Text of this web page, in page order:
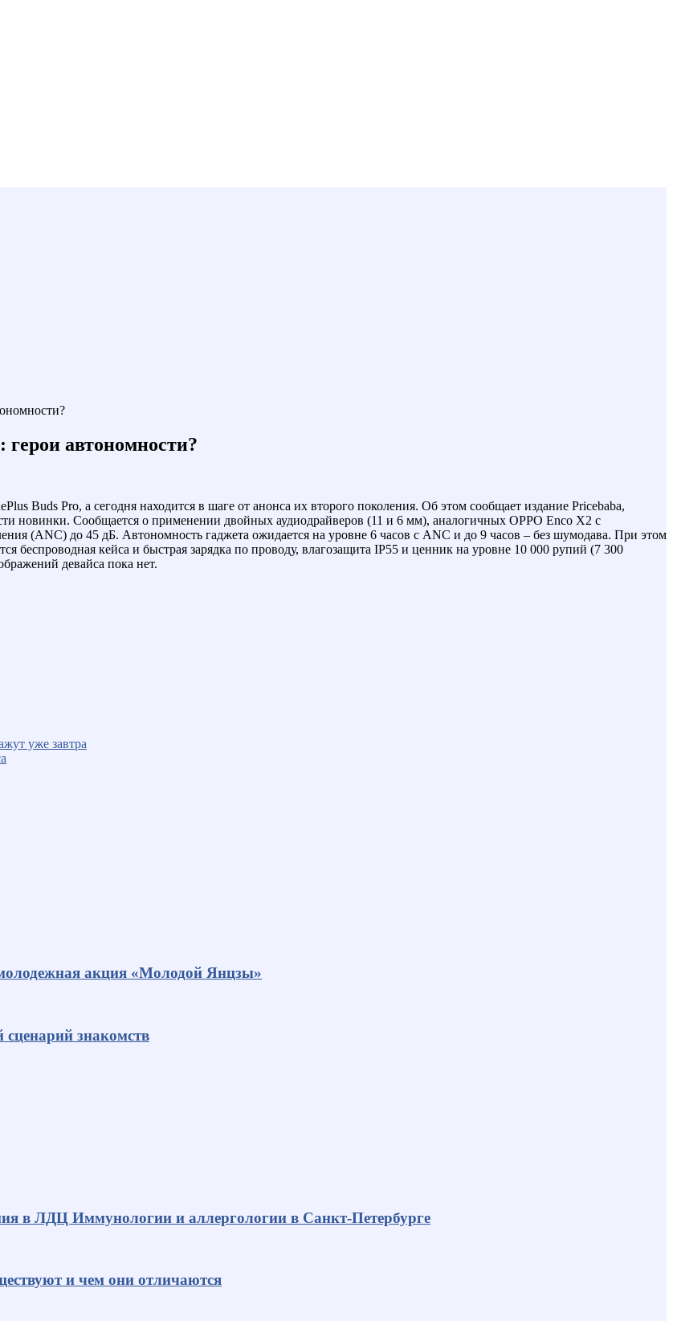
автономности?
Buds Pro, а сегодня находится в шаге от анонса их второго поколения. Об этом сообщает издание Pricebaba,
новинки. Сообщается о применении двойных аудиодрайверов (11 и 6 мм), аналогичных OPPO Enco X2 с
(ANC) до 45 дБ. Автономность гаджета ожидается на уровне 6 часов с ANC и до 9 часов – без шумодава. При этом
кейса и быстрая зарядка по проводу, влагозащита IP55 и ценник на уровне 10 000 рупий (7 300
девайса пока нет.
уже завтра
акция «Молодой Янцзы»
знакомств
в ЛДЦ Иммунологии и аллергологии в Санкт-Петербурге
и чем они отличаются